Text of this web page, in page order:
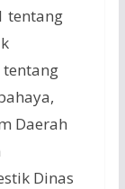
tentang
Daerah
Dinas